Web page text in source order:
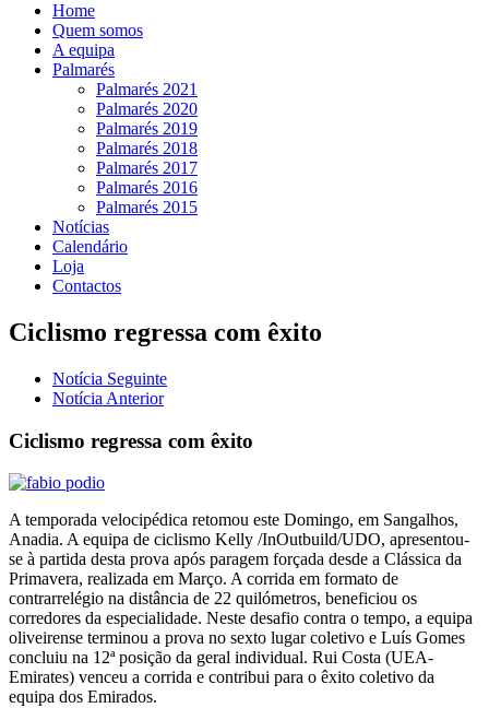
Home
Quem somos
A equipa
Palmarés
Palmarés 2021
Palmarés 2020
Palmarés 2019
Palmarés 2018
Palmarés 2017
Palmarés 2016
Palmarés 2015
Notícias
Calendário
Loja
Contactos
Ciclismo regressa com êxito
Notícia Seguinte
Notícia Anterior
Ciclismo regressa com êxito
A temporada velocipédica retomou este Domingo, em Sangalhos,
Anadia. A equipa de ciclismo Kelly /InOutbuild/UDO, apresentou-
se à partida desta prova após paragem forçada desde a Clássica da
Primavera, realizada em Março. A corrida em formato de
contrarrelégio na distância de 22 quilómetros, beneficiou os
corredores da especialidade. Neste desafio contra o tempo, a equipa
oliveirense terminou a prova no sexto lugar coletivo e Luís Gomes
concluiu na 12ª posição da geral individual. Rui Costa (UEA-
Emirates) venceu a corrida e contribui para o êxito coletivo da
equipa dos Emirados.